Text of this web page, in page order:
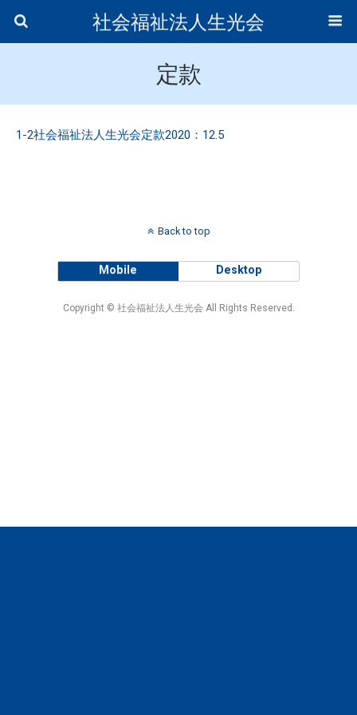
社会福祉法人生光会
定款
1-2社会福祉法人生光会定款2020：12.5
Back to top
Mobile Desktop
Copyright © 社会福祉法人生光会 All Rights Reserved.